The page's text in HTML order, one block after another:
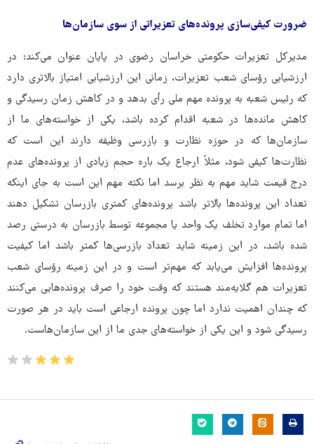
ضرورت کیفی‌سازی پرونده‌های تعزیراتی از سوی سازمان‌ها
مدیرکل تعزیرات حکومتی خراسان رضوی در پایان عنوان می‌کند: در
ارزشیابی رؤسای شعب تعزیرات، زمانی این ارزشیابی امتیاز بالاتری دارد
که رئیس شعبه به پرونده مهم ملی رأی بدهد و در کاهش زمان رسیدگی و
کاهش مانده‌ها در شعبه اقدام کرده باشد، یکی از خواسته‌های ما از
سازمان‌ها که در حوزه نظارت و بازرسی وظیفه دارند این است که
نظارت‌ها کیفی شود، مثلاً ارجاع یک باره حجم زیادی از پرونده‌های عدم
درج قیمت شاید مهم به نظر برسد اما نکته مهم این است به جای اینکه
تعداد این پرونده‌ها بالاتر باشد پرونده‌های کمتری بازرسان تشکیل دهند
اما تمام موارد تخلف یک واحد یا مجموعه توسط بازرسان به درستی رصد
شده باشد، در این زمینه شاید تعداد بازرسی‌ها کمتر باشد اما کیفیت
پرونده‌ها افزایش می‌یابد که مهم‌تر است و در این زمینه رؤسای شعب
تعزیرات هم گلایه‌مند هستند که وقت خود را صرف پرونده‌هایی می‌کنند
که چندان اهمیت ندارد اما چون پرونده ارجاعی است باید در هر صورت
رسیدگی شود و این یکی از خواسته‌های جدی ما از این سازمان‌هاست.